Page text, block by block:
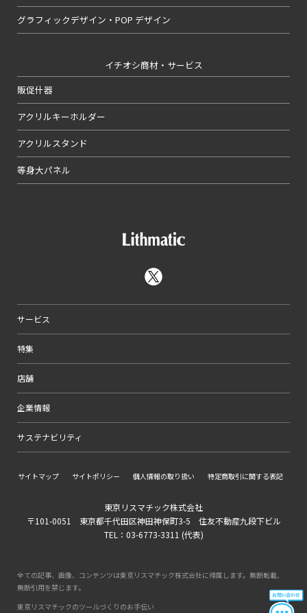
グラフィックデザイン・POP デザイン
イチオシ商材・サービス
販促什器
アクリルキーホルダー
アクリルスタンド
等身大パネル
サービス
特集
店舗
企業情報
サステナビリティ
サイトマップ サイトポリシー 個人情報の取り扱い 特定商取引に関する表記
東京リスマチック株式会社
〒101-0051 東京都千代田区神田神保町3-5 住友不動産九段下ビル
TEL：03-6773-3311 (代表)
全ての記事、画像、コンテンツは東京リスマチック株式会社に帰属します。無断転載、
無断引用を禁じます。
東京リスマチックのツールづくりのお手伝い